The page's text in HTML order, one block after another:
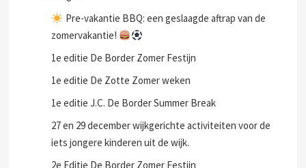
Pre-vakantie BBQ: een geslaagde aftrap van de
zomervakantie!
1e editie De Border Zomer Festijn
1e editie De Zotte Zomer weken
1e editie J.C. De Border Summer Break
27 en 29 december wijkgerichte activiteiten voor de
iets jongere kinderen uit de wijk.
2e Editie De Border Zomer Festijn